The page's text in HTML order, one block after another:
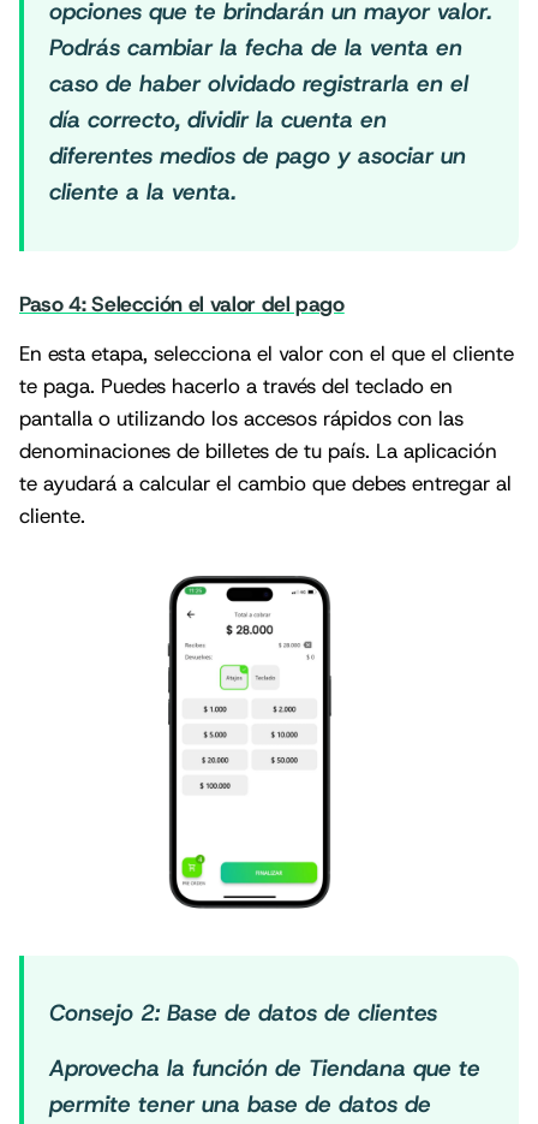
opciones que te brindarán un mayor valor.
Podrás cambiar la fecha de la venta en
caso de haber olvidado registrarla en el
día correcto, dividir la cuenta en
diferentes medios de pago y asociar un
cliente a la venta.
Paso 4: Selección el valor del pago
En esta etapa, selecciona el valor con el que el cliente
te paga. Puedes hacerlo a través del teclado en
pantalla o utilizando los accesos rápidos con las
denominaciones de billetes de tu país. La aplicación
te ayudará a calcular el cambio que debes entregar al
cliente.
Consejo 2: Base de datos de clientes
Aprovecha la función de Tiendana que te
permite tener una base de datos de